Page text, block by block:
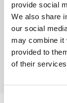
provide social
We also share
our social
may combine it
provided to
of their
Per mantenere